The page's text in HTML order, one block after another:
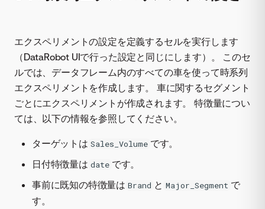
エクスペリメントの設定を定義するセルを実行します
（DataRobot UIで行った設定と同じにします）。 このセ
ルでは、データフレーム内のすべての車を使って時系列
エクスペリメントを作成します。 車に関するセグメント
ごとにエクスペリメントが作成されます。 特徴量につい
ては、以下の情報を参照してください。
ターゲットは Sales_Volume です。
日付特徴量は date です。
事前に既知の特徴量は Brand と Major_Segment で
す。